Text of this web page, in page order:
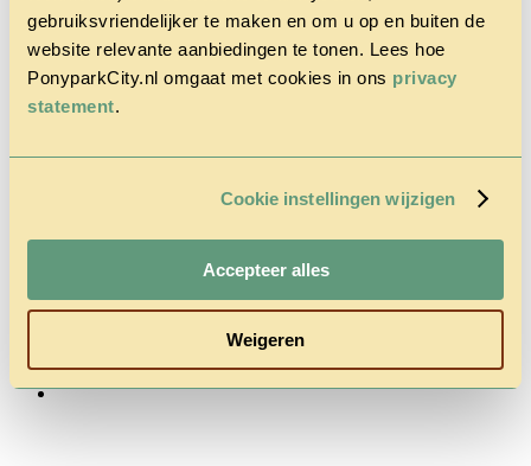
gebruiksvriendelijker te maken en om u op en buiten de
website relevante aanbiedingen te tonen. Lees hoe
PonyparkCity.nl omgaat met cookies in ons privacy
statement.
Cookie instellingen wijzigen
Accepteer alles
Weigeren
Home
Het Park
House
Contact